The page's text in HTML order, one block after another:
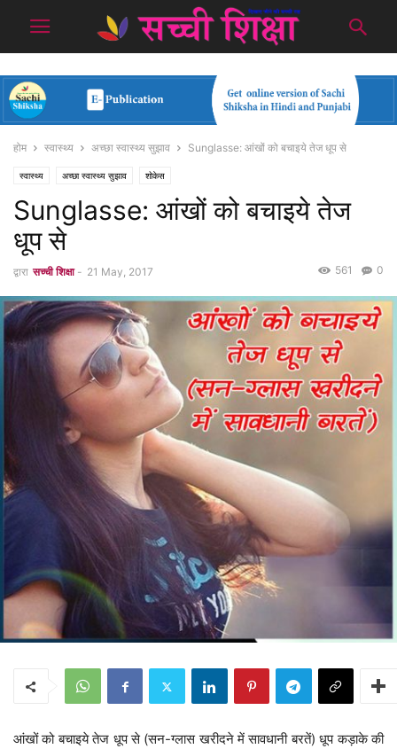
होम स्वास्थ्य अच्छा स्वास्थ्य सुझाव Sunglasse: आंखों को बचाइये तेज धूप से
स्वास्थ्य अच्छा स्वास्थ्य सुझाव शोकेस
Sunglasse: आंखों को बचाइये तेज
धूप से
द्वारा सच्ची शिक्षा - 21 May, 2017 0
561
आंखों को बचाइये तेज धूप से (सन-ग्लास खरीदने में सावधानी बरतें) धूप कड़ाके की